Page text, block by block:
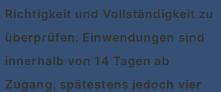
Richtigkeit und Vollständigkeit zu
überprüfen. Einwendungen sind
innerhalb von 14 Tagen ab
Zugang, spätestens jedoch vier